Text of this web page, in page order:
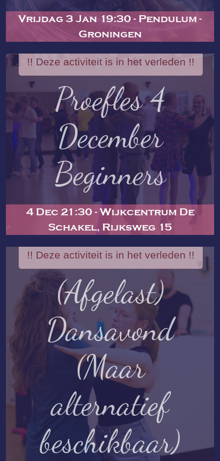
Vrijdag 3 Jan 19:30 - Pendulum -
Groningen
!! Deze activiteit is in het verleden !!
Proefles 4
December
Beginners
4 Dec 21:30 - Wijkcentrum De
Schakel, Rijksweg 15
!! Deze activiteit is in het verleden !!
(Afgelast)
Dansavond
(Maar
alternatief
beschikbaar)